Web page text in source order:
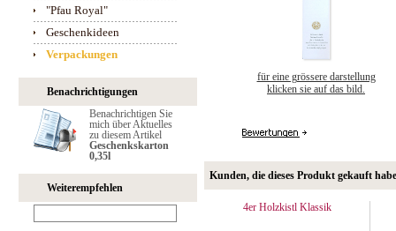
"Pfau Royal"
Geschenkideen
Verpackungen
Benachrichtigungen
Benachrichtigen Sie
mich über Aktuelles
zu diesem Artikel
Geschenkskarton
0,35l
Weiterempfehlen
für eine grössere darstellung
klicken sie auf das bild.
Kunden, die dieses Produkt gekauft
4er Holzkistl Klassik